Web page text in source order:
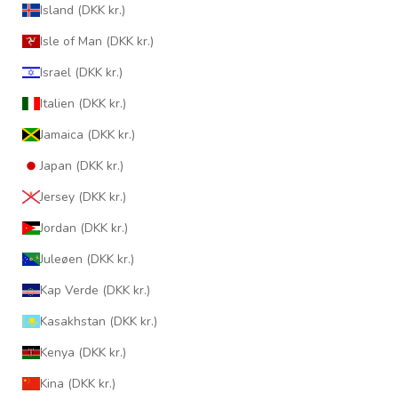
Island (DKK kr.)
Isle of Man (DKK kr.)
Israel (DKK kr.)
Italien (DKK kr.)
Jamaica (DKK kr.)
Japan (DKK kr.)
Jersey (DKK kr.)
Jordan (DKK kr.)
Juleøen (DKK kr.)
Kap Verde (DKK kr.)
Kasakhstan (DKK kr.)
Kenya (DKK kr.)
Kina (DKK kr.)